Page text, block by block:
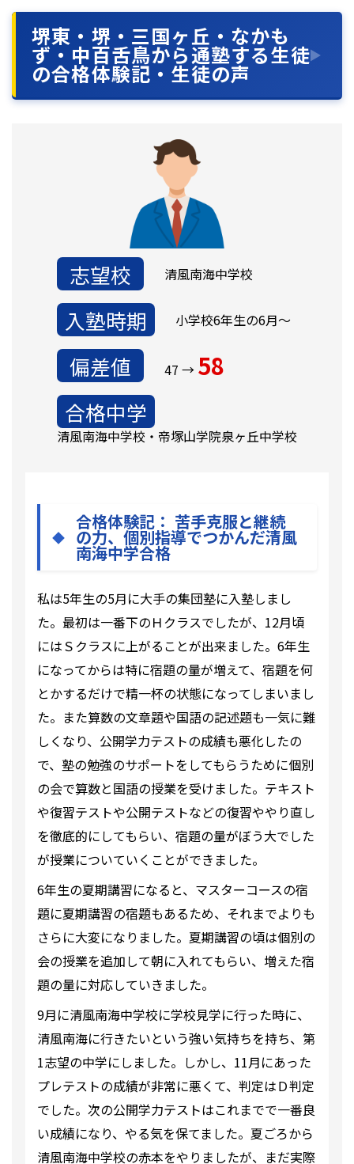
堺東・堺・三国ヶ丘・なかも
ず・中百舌鳥から通塾する生徒
の合格体験記・生徒の声
志望校 清風南海中学校
入塾時期 小学校6年生の6月～
偏差値 47 → 58
合格中学
清風南海中学校・帝塚山学院泉ヶ丘中学校
合格体験記： 苦手克服と継続
の力、個別指導でつかんだ清風
南海中学合格
私は5年生の5月に大手の集団塾に入塾しまし
た。最初は一番下のＨクラスでしたが、12月頃
にはＳクラスに上がることが出来ました。6年生
になってからは特に宿題の量が増えて、宿題を何
とかするだけで精一杯の状態になってしまいまし
た。また算数の文章題や国語の記述題も一気に難
しくなり、公開学力テストの成績も悪化したの
で、塾の勉強のサポートをしてもらうために個別
の会で算数と国語の授業を受けました。テキスト
や復習テストや公開テストなどの復習ややり直し
を徹底的にしてもらい、宿題の量がぼう大でした
が授業についていくことができました。
6年生の夏期講習になると、マスターコースの宿
題に夏期講習の宿題もあるため、それまでよりも
さらに大変になりました。夏期講習の頃は個別の
会の授業を追加して朝に入れてもらい、増えた宿
題の量に対応していきました。
9月に清風南海中学校に学校見学に行った時に、
清風南海に行きたいという強い気持ちを持ち、第
1志望の中学にしました。しかし、11月にあった
プレテストの成績が非常に悪くて、判定はＤ判定
でした。次の公開学力テストはこれまでで一番良
い成績になり、やる気を保てました。夏ごろから
清風南海中学校の赤本をやりましたが、まだ実際